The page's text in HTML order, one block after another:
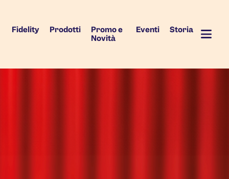
Fidelity Prodotti
Promo e
Novità
Eventi Storia